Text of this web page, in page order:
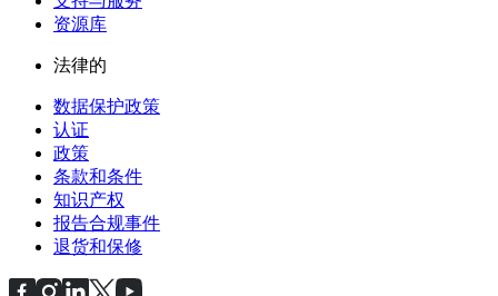
资源库
法律的
数据保护政策
认证
政策
条款和条件
知识产权
报告合规事件
退货和保修